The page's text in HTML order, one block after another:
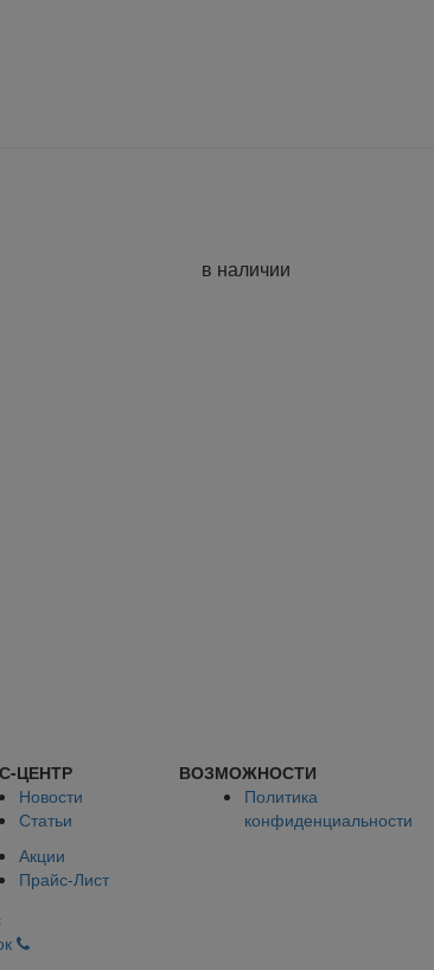
в наличии
ЦЕНТР ВОЗМОЖНОСТИ
Новости
Статьи
Акции
Прайс-Лист
Политика
конфиденциальности